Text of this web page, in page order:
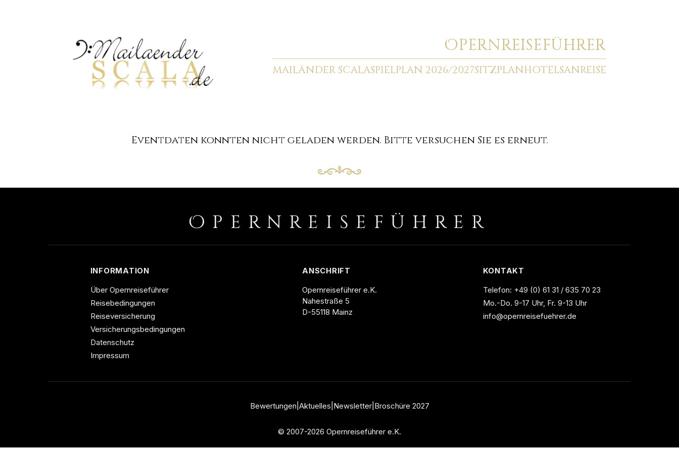
OPERNREISEFÜHRER
MAILÄNDER SCALASPIELPLAN 2026/2027SITZPLANHOTELSANREISE
Eventdaten konnten nicht geladen werden. Bitte versuchen Sie es erneut.
O PERNREISEFÜHRER
INFORMATION
Über Opernreiseführer
Reisebedingungen
Reiseversicherung
Versicherungsbedingungen
Datenschutz
Impressum
ANSCHRIFT
Opernreiseführer e.K.
Nahestraße 5
D-55118 Mainz
KONTAKT
Telefon: +49 (0) 61 31 / 635 70 23
Mo.-Do. 9-17 Uhr, Fr. 9-13 Uhr
info@opernreisefuehrer.de
Bewertungen Aktuelles Newsletter| Broschüre 2027
© 2007-2026 Opernreiseführer e.K.